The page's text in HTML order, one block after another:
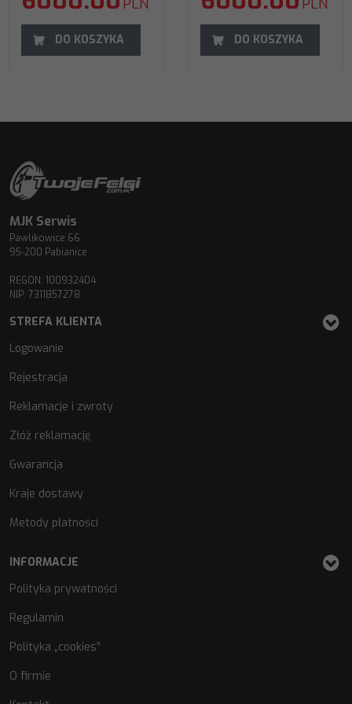
PLN
DO KOSZYKA
PLN
DO KOSZYKA
MJK Serwis
Pawlikowice 66
95-200 Pabianice
REGON: 100932404
NIP: 7311857278
STREFA KLIENTA
Logowanie
Rejestracja
Reklamacje i zwroty
Złóż reklamację
Gwarancja
Kraje dostawy
Metody płatności
INFORMACJE
Polityka prywatności
Regulamin
Polityka „cookies”
O firmie